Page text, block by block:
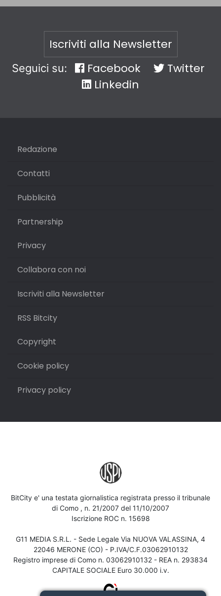
Iscriviti alla Newsletter
Seguici su: Facebook
Twitter
Linkedin
Redazione
Contatti
Pubblicità
Partnership
Privacy
Collabora con noi
Iscriviti alla Newsletter
RSS Bitcity
Copyright
Cookie policy
Privacy policy
BitCity e' una testata giornalistica registrata presso il tribunale
di Como , n. 21/2007 del 11/10/2007
Iscrizione ROC n. 15698
G11 MEDIA S.R.L. - Sede Legale Via NUOVA VALASSINA, 4
22046 MERONE (CO) - P.IVA/C.F.03062910132
Registro imprese di Como n. 03062910132 - REA n. 293834
CAPITALE SOCIALE Euro 30.000 i.v.